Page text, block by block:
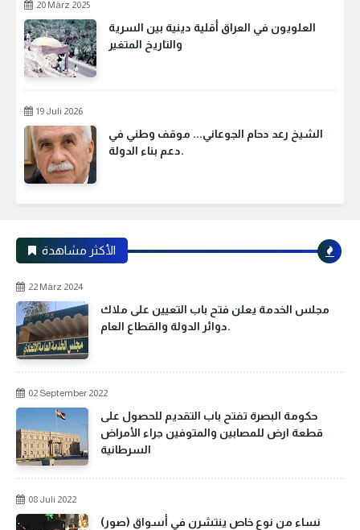
20 März 2025
العلويون في العراق أقلية دينية بين السرية
والتاريخ المتغير
19 Juli 2026
الشيخ رعد دحام الجوعاني... موقف وطني في
دعم بناء الدولة.
الأكثر مشاهدة
22 März 2024
مجلس الخدمة يعلن فتح باب التعيين على ملاك
دوائر الدولة والقطاع العام.
02 September 2022
حكومة البصرة تفتح باب التقديم للحصول على
قطعة ارض للمصابين والمتوفين جراء الأمراض
السرطانية
08 Juli 2022
(صور) نساء من نوع خاص ينتشرن في أسواق